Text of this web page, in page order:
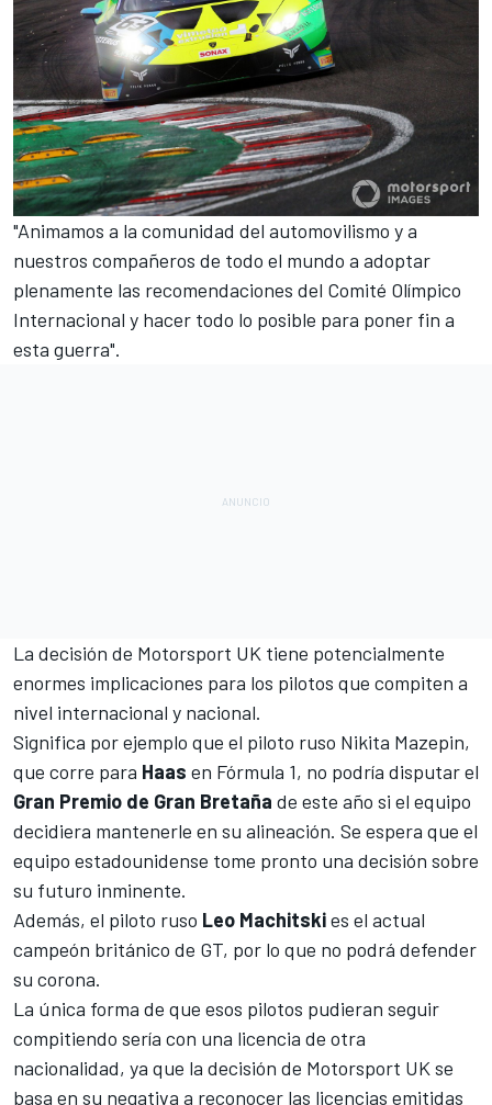
"Animamos a la comunidad del automovilismo y a
nuestros compañeros de todo el mundo a adoptar
plenamente las recomendaciones del Comité Olímpico
Internacional y hacer todo lo posible para poner fin a
esta guerra".
La decisión de Motorsport UK tiene potencialmente
enormes implicaciones para los pilotos que compiten a
nivel internacional y nacional.
Significa por ejemplo que el piloto ruso Nikita Mazepin,
que corre para Haas en Fórmula 1, no podría disputar el
Gran Premio de Gran Bretaña de este año si el equipo
decidiera mantenerle en su alineación. Se espera que el
equipo estadounidense tome pronto una decisión sobre
su futuro inminente.
Además, el piloto ruso Leo Machitskies el actual
campeón británico de GT, por lo que no podrá defender
su corona.
La única forma de que esos pilotos pudieran seguir
compitiendo sería con una licencia de otra
nacionalidad, ya que la decisión de Motorsport UK se
basa en su negativa a reconocer las licencias emitidas